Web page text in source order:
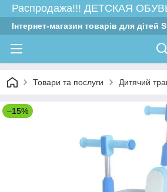
Распродажа!!! ДЕТСКАЯ
Інтернет-магазин товарів для дітей
Товари та послуги Дитячий
–15%